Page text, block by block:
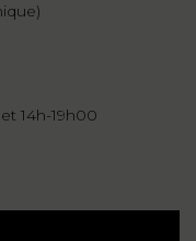
14h-19h00